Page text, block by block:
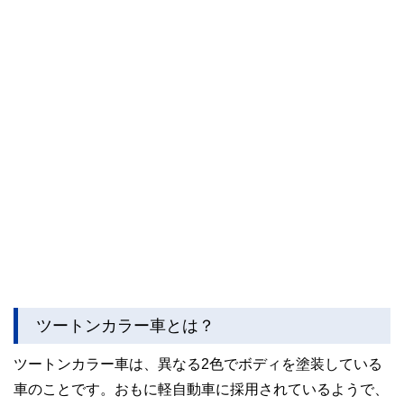
ツートンカラー車とは？
ツートンカラー車は、異なる2色でボディを塗装している
車のことです。おもに軽自動車に採用されているようで、